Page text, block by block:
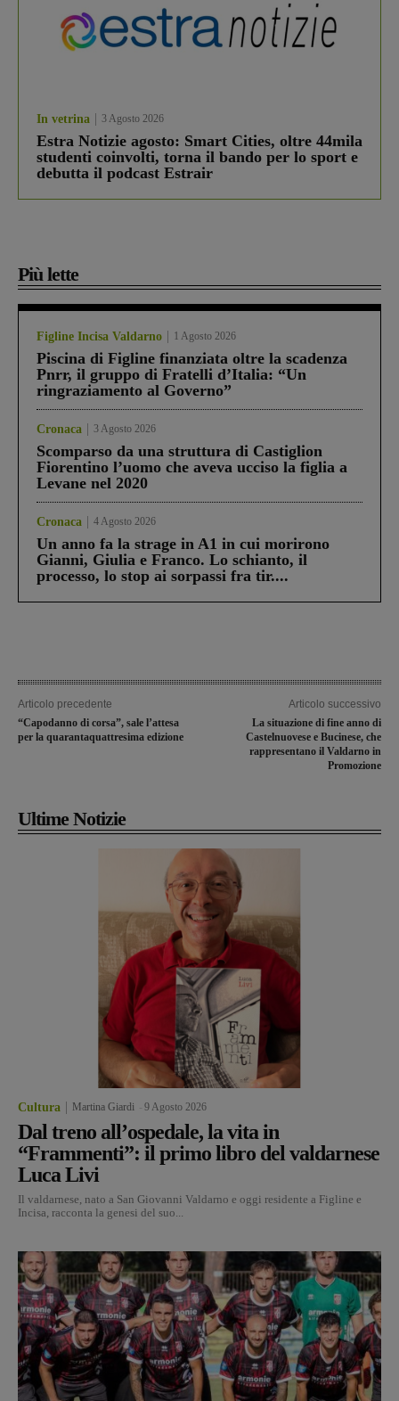
In vetrina 3 Agosto 2026
Estra Notizie agosto: Smart Cities, oltre 44mila
studenti coinvolti, torna il bando per lo sport e
debutta il podcast Estrair
Più lette
Figline Incisa Valdarno 1 Agosto 2026
Piscina di Figline finanziata oltre la scadenza
Pnrr, il gruppo di Fratelli d’Italia: “Un
ringraziamento al Governo”
Cronaca 3 Agosto 2026
Scomparso da una struttura di Castiglion
Fiorentino l’uomo che aveva ucciso la figlia a
Levane nel 2020
Cronaca 4 Agosto 2026
Un anno fa la strage in A1 in cui morirono
Gianni, Giulia e Franco. Lo schianto, il
processo, lo stop ai sorpassi fra tir....
Articolo precedente
“Capodanno di corsa”, sale l’attesa
per la quarantaquattresima edizione
Articolo successivo
La situazione di fine anno di
Castelnuovese e Bucinese, che
rappresentano il Valdarno in
Promozione
Ultime Notizie
Cultura Martina Giardi 9 Agosto 2026
Dal treno all’ospedale, la vita in
“Frammenti”: il primo libro del valdarnese
Luca Livi
Il valdarnese, nato a San Giovanni Valdarno e oggi residente a Figline e
Incisa, racconta la genesi del suo...